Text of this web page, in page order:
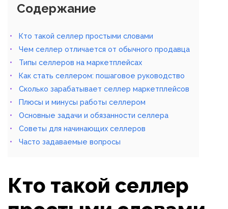
Содержание
Кто такой селлер простыми словами
Чем селлер отличается от обычного продавца
Типы селлеров на маркетплейсах
Как стать селлером: пошаговое руководство
Сколько зарабатывает селлер маркетплейсов
Плюсы и минусы работы селлером
Основные задачи и обязанности селлера
Советы для начинающих селлеров
Часто задаваемые вопросы
Кто такой селлер